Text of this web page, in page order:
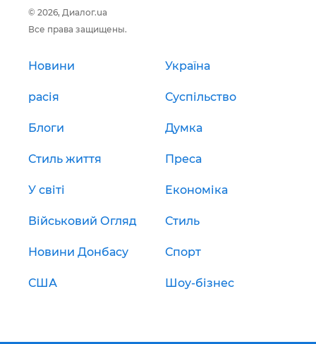
© 2026, Диалог.ua
Все права защищены.
Новини Україна
расія Суспільство
Блоги Думка
Стиль життя Преса
У світі Економіка
Військовий Огляд Стиль
Новини Донбасу Спорт
США Шоу-бізнес